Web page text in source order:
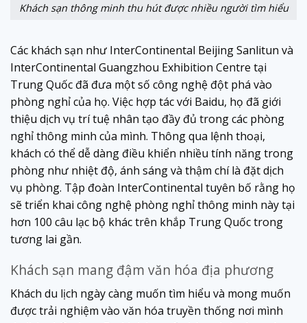
Khách sạn thông minh thu hút được nhiều người tìm hiểu
Các khách sạn như InterContinental Beijing Sanlitun và
InterContinental Guangzhou Exhibition Centre tại
Trung Quốc đã đưa một số công nghệ đột phá vào
phòng nghỉ của họ. Việc hợp tác với Baidu, họ đã giới
thiệu dịch vụ trí tuệ nhân tạo đầy đủ trong các phòng
nghỉ thông minh của mình. Thông qua lệnh thoại,
khách có thể dễ dàng điều khiển nhiều tính năng trong
phòng như nhiệt độ, ánh sáng và thậm chí là đặt dịch
vụ phòng. Tập đoàn InterContinental tuyên bố rằng họ
sẽ triển khai công nghệ phòng nghỉ thông minh này tại
hơn 100 câu lạc bộ khác trên khắp Trung Quốc trong
tương lai gần.
Khách sạn mang đậm văn hóa địa phương
Khách du lịch ngày càng muốn tìm hiểu và mong muốn
được trải nghiệm vào văn hóa truyền thống nơi mình